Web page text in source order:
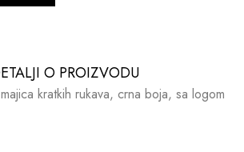
O PROIZVODU​​
kratkih rukava, crna boja, sa logom